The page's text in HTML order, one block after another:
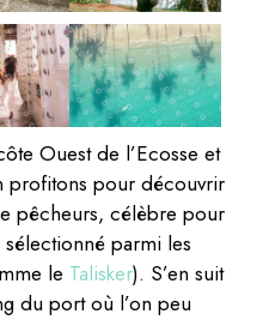
Ouest de l’Ecosse et
profitons pour découvrir
pêcheurs, célèbre pour
parmi les
le Talisker). S’en suit
du port où l’on peu